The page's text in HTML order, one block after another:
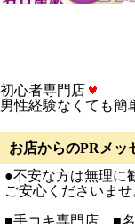
初心者専門店
男性経験なくても簡
お店からのPRメッ
●不安な方は無理に
ご安心くださいませ
■手コキ専門店 ■